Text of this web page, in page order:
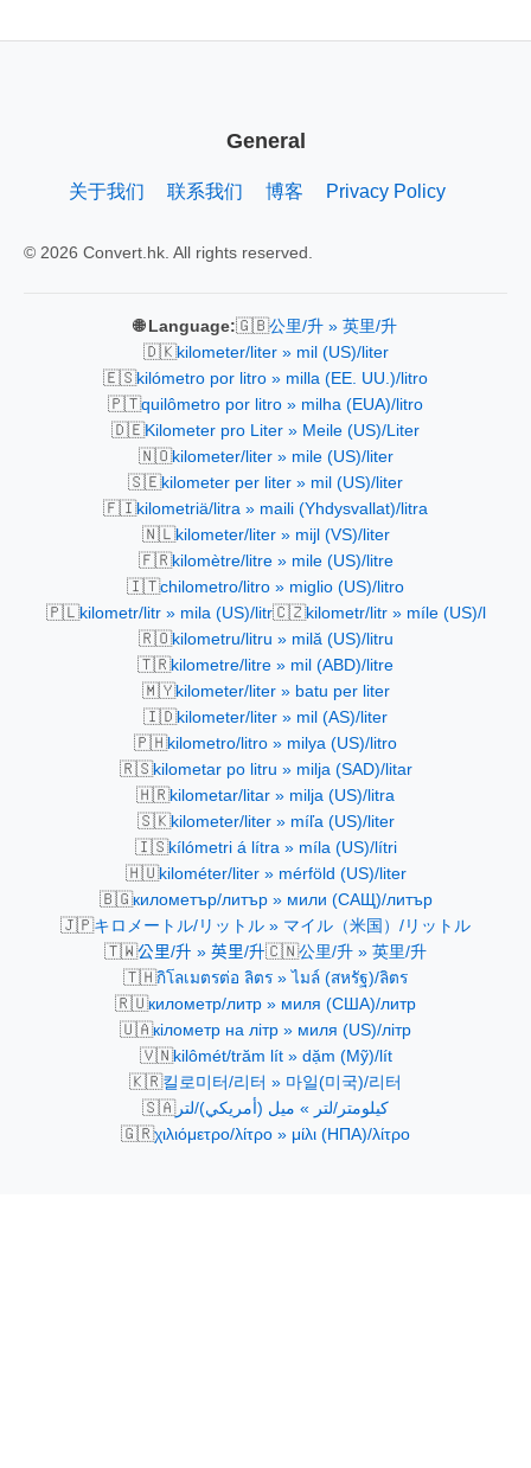
General
关于我们 联系我们 博客 Privacy Policy
© 2026 Convert.hk. All rights reserved.
🌐 Language:🇬🇧公里/升 » 英里/升
🇩🇰kilometer/liter » mil (US)/liter
🇪🇸kilómetro por litro » milla (EE. UU.)/litro
🇵🇹quilômetro por litro » milha (EUA)/litro
🇩🇪Kilometer pro Liter » Meile (US)/Liter
🇳🇴kilometer/liter » mile (US)/liter
🇸🇪kilometer per liter » mil (US)/liter
🇫🇮kilometriä/litra » maili (Yhdysvallat)/litra
🇳🇱kilometer/liter » mijl (VS)/liter
🇫🇷kilomètre/litre » mile (US)/litre
🇮🇹chilometro/litro » miglio (US)/litro
🇵🇱kilometr/litr » mila (US)/litr🇨🇿kilometr/litr » míle (US)/l
🇷🇴kilometru/litru » milă (US)/litru
🇹🇷kilometre/litre » mil (ABD)/litre
🇲🇾kilometer/liter » batu per liter
🇮🇩kilometer/liter » mil (AS)/liter
🇵🇭kilometro/litro » milya (US)/litro
🇷🇸kilometar po litru » milja (SAD)/litar
🇭🇷kilometar/litar » milja (US)/litra
🇸🇰kilometer/liter » míľa (US)/liter
🇮🇸kílómetri á lítra » míla (US)/lítri
🇭🇺kilométer/liter » mérföld (US)/liter
🇧🇬километър/литър » мили (САЩ)/литър
🇯🇵キロメートル/リットル » マイル（米国）/リットル
🇹🇼公里/升 » 英里/升🇨🇳公里/升 » 英里/升
🇹🇭กิโลเมตรต่อ ลิตร » ไมล์ (สหรัฐ)/ลิตร
🇷🇺километр/литр » миля (США)/литр
🇺🇦кілометр на літр » миля (US)/літр
🇻🇳kilômét/trăm lít » dặm (Mỹ)/lít
🇰🇷킬로미터/리터 » 마일(미국)/리터
🇸🇦كيلومتر/لتر » ميل (أمريكي)/لتر
🇬🇷χιλιόμετρο/λίτρο » μίλι (ΗΠΑ)/λίτρο